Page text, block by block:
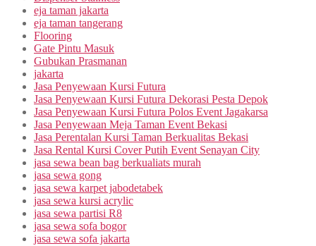
eja taman jakarta
eja taman tangerang
Flooring
Gate Pintu Masuk
Gubukan Prasmanan
jakarta
Jasa Penyewaan Kursi Futura
Jasa Penyewaan Kursi Futura Dekorasi Pesta Depok
Jasa Penyewaan Kursi Futura Polos Event Jagakarsa
Jasa Penyewaan Meja Taman Event Bekasi
Jasa Perentalan Kursi Taman Berkualitas Bekasi
Jasa Rental Kursi Cover Putih Event Senayan City
jasa sewa bean bag berkualiats murah
jasa sewa gong
jasa sewa karpet jabodetabek
jasa sewa kursi acrylic
jasa sewa partisi R8
jasa sewa sofa bogor
jasa sewa sofa jakarta